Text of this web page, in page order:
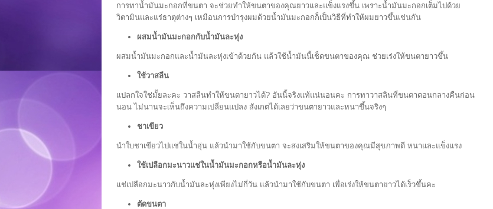
การทาน้ำมันมะกอกที่ขนตา จะช่วยทำให้ขนตาของคุณยาวและแข็งแรงขึ้น เพราะน้ำมันมะกอกเต็มไปด้วย
วิตามินและแร่ธาตุต่างๆ เหมือนการบำรุงผมด้วยน้ำมันมะกอกก็เป็นวิธีที่ทำให้ผมยาวขึ้นเช่นกัน
ผสมน้ำมันมะกอกกับน้ำมันละหุ่ง
ผสมน้ำมันมะกอกและน้ำมันละหุ่งเข้าด้วยกัน แล้วใช้น้ำมันนี้เช็ดขนตาของคุณ ช่วยเร่งให้ขนตายาวขึ้น
ใช้วาสลีน
แปลกใจใช่มั้ยละคะ วาสลีนทำให้ขนตายาวได้? อันนี้จริงแท้แน่นอนคะ การทาวาสลินที่ขนตาตอนกลางคืนก่อน
นอน ไม่นานจะเห็นถึงความเปลี่ยนแปลง สังเกตได้เลยว่าขนตายาวและหนาขึ้นจริงๆ
ชาเขียว
นำใบชาเขียวไปแช่ในน้ำอุ่น แล้วนำมาใช้กับขนตา จะสงเสริมให้ขนตาของคุณมีสุขภาพดี หนาและแข็งแรง
ใช้เปลือกมะนาวแช่ในน้ำมันมะกอกหรือน้ำมันละหุ่ง
แช่เปลือกมะนาวกับน้ำมันละหุ่งเพียงไม่กี่วัน แล้วนำมาใช้กับขนตา เพื่อเร่งให้ขนตายาวได้เร็วขึ้นคะ
ตัดขนตา